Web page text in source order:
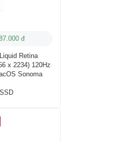
đ
Retina
x 2234) 120Hz
Sonoma